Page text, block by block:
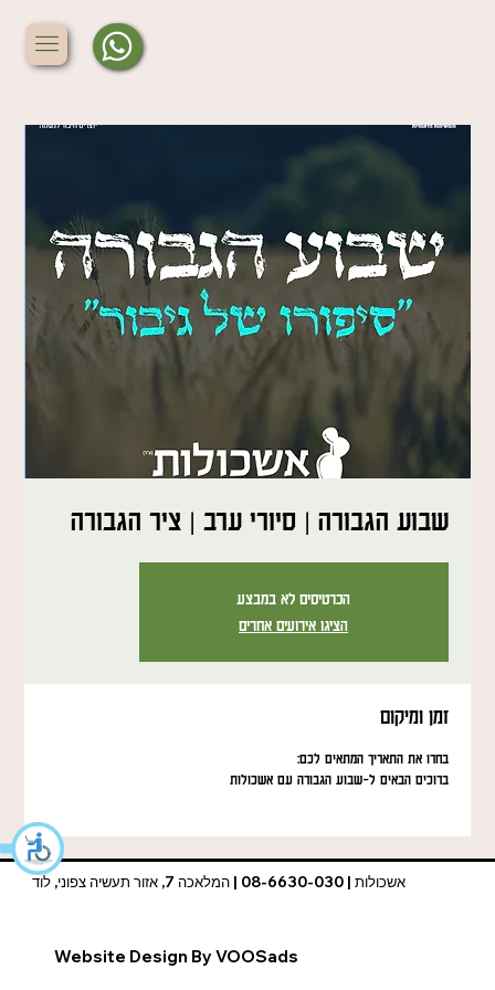
שבוע הגבורה | סיורי ערב | ציר הגבורה
הכרטיסים לא במבצע
הציגו אירועים אחרים
זמן ומיקום
בחרו את התאריך המתאים לכם:
ברוכים הבאים ל-שבוע הגבורה עם אשכולות
אשכולות | 08-6630-030 | המלאכה 7, אזור תעשיה צפוני, לוד
Website Design By VOOSads